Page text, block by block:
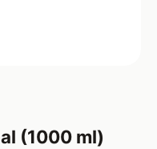
(1000 ml)